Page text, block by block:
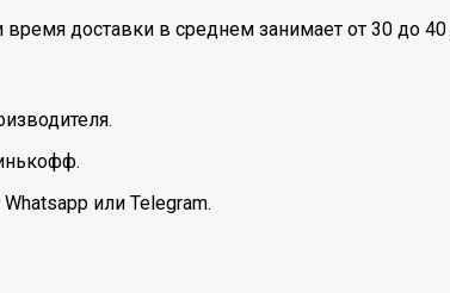
доставки в среднем занимает от 30 до 40
или Telegram.